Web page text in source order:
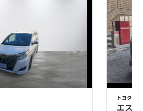
トヨタ
エス